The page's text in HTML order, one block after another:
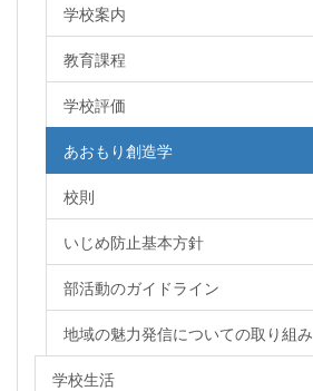
学校案内
教育課程
学校評価
あおもり創造学
校則
いじめ防止基本方針
部活動のガイドライン
地域の魅力発信についての取り組み
学校生活